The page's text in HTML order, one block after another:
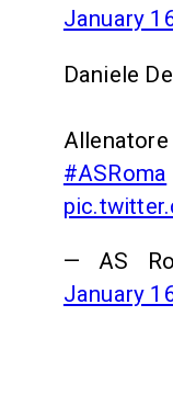
January
Daniele
#ASRoma
— AS
January